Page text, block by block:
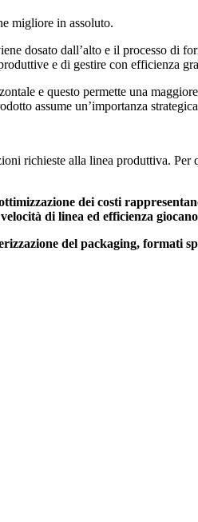
migliore in assoluto.
dosato dall’alto e il processo di
e di gestire con efficienza
e questo permette una
assume un’importanza
richieste alla linea produttiva. Per
dei costi
di linea ed efficienza
del packaging, formati